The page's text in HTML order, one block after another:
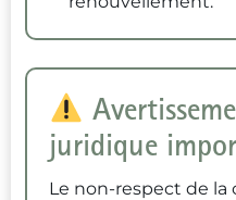
juridique
Le non-respect de la